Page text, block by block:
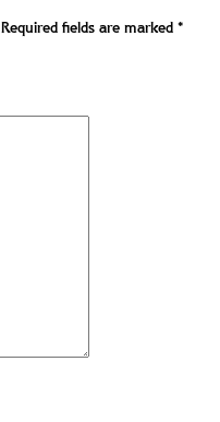
Required fields are marked*